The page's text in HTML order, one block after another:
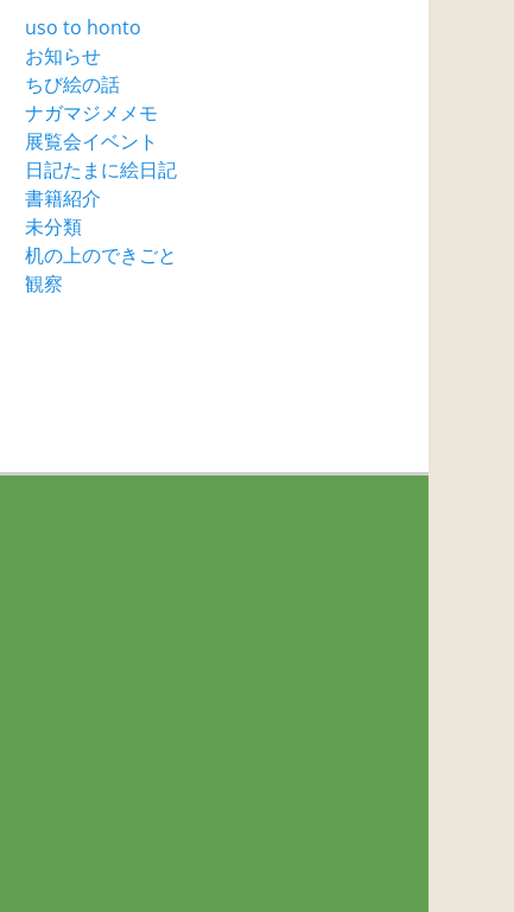
uso to honto
お知らせ
ちび絵の話
ナガマジメメモ
展覧会イベント
日記たまに絵日記
書籍紹介
未分類
机の上のできごと
観察